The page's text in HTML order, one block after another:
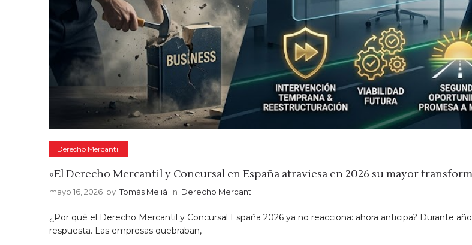
Derecho Mercantil
«El Derecho Mercantil y Concursal en España atraviesa en 2026 su mayor
mayo 16, 2026 by Tomás Meliá in Derecho Mercantil
¿Por qué el Derecho Mercantil y Concursal España 2026 ya no reacciona: ahora anticipa? Durante
respuesta. Las empresas quebraban,